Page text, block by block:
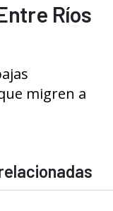
Ríos
migren a